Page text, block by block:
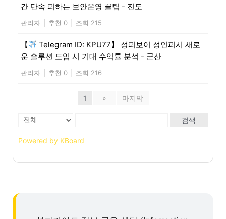
간 단속 피하는 보안운영 꿀팁 - 진도
관리자 추천 0 조회 215
【
Telegram ID: KPU77】 성피보이 성인피시 새로
운 솔루션 도입 시 기대 수익률 분석 - 군산
관리자 추천 0 조회 216
1 » 마지막
검색
Powered by KBoard